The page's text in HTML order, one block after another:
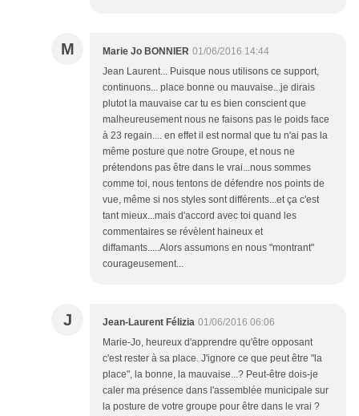
M Marie Jo BONNIER 01/06/2016 14:44
Jean Laurent... Puisque nous utilisons ce support,
continuons... place bonne ou mauvaise...je dirais
plutot la mauvaise car tu es bien conscient que
malheureusement nous ne faisons pas le poids face
à 23 regain.... en effet il est normal que tu n'ai pas la
même posture que notre Groupe, et nous ne
prétendons pas être dans le vrai...nous sommes
comme toi, nous tentons de défendre nos points de
vue, même si nos styles sont différents...et ça c'est
tant mieux...mais d'accord avec toi quand les
commentaires se révèlent haineux et
diffamants.....Alors assumons en nous "montrant"
courageusement...
J Jean-Laurent Félizia 01/06/2016 06:06
Marie-Jo, heureux d'apprendre qu'être opposant
c'est rester à sa place. J'ignore ce que peut être "la
place", la bonne, la mauvaise...? Peut-être dois-je
caler ma présence dans l'assemblée municipale sur
la posture de votre groupe pour être dans le vrai ?